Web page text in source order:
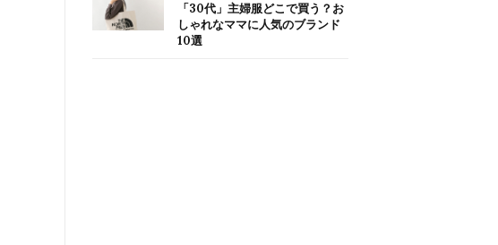
「30代」主婦服どこで買う？お
しゃれなママに人気のブランド
10選